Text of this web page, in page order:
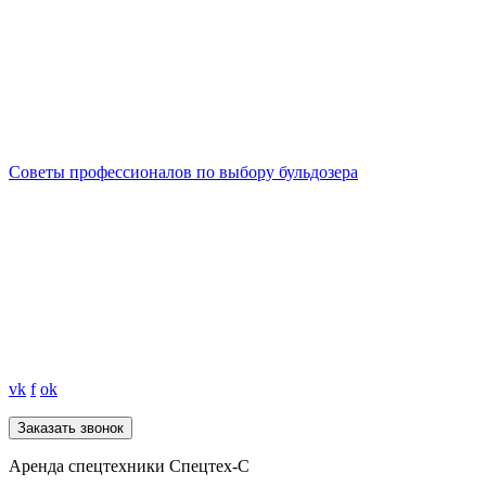
Советы профессионалов по выбору бульдозера
vk f ok
Аренда спецтехники Спецтех-С